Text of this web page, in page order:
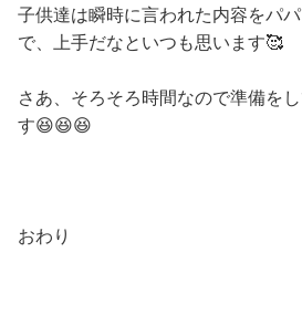
子供達は瞬時に言われた内容をパ
で、上手だなといつも思います🥰
さあ、そろそろ時間なので準備を
す😆😆😆
おわり